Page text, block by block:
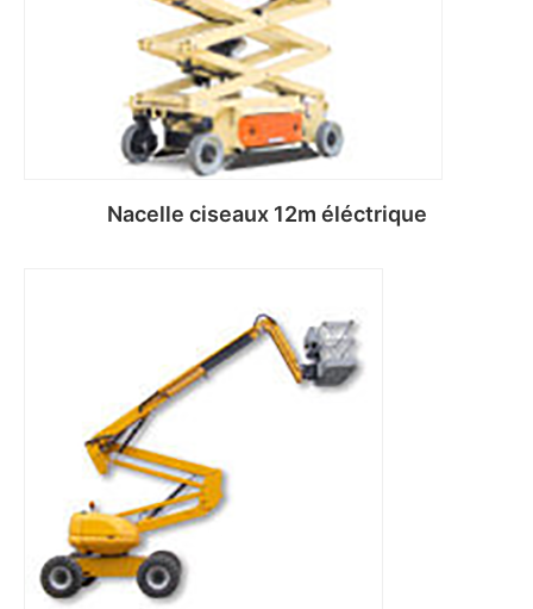
Nacelle ciseaux 12m éléctrique
Lire la suite